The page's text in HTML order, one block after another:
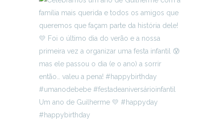
Um ano de Guilherme 💛 #happyday
#happybirthday